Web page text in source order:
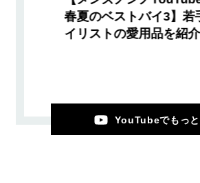
春夏のベストバイ3】若
イリストの愛用品を紹介
YouTubeでもっ